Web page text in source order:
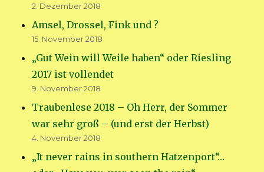
2. Dezember 2018
Amsel, Drossel, Fink und ?
15. November 2018
„Gut Wein will Weile haben“ oder Riesling
2017 ist vollendet
9. November 2018
Traubenlese 2018 – Oh Herr, der Sommer
war sehr groß – (und erst der Herbst)
4. November 2018
„It never rains in southern Hatzenport“…